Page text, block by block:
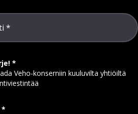
Veho-konserniin kuuluvilta yhtiöiltä